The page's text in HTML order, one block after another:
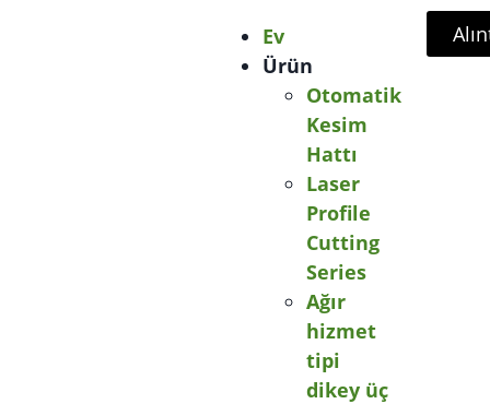
Ev
Ürün
Otomatik
Kesim
Hattı
Laser
Profile
Cutting
Series
Ağır
hizmet
tipi
dikey üç